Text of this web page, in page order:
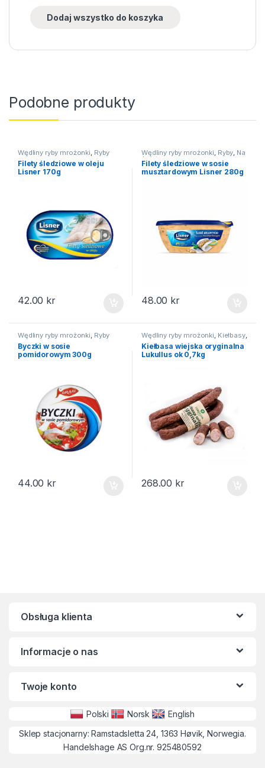
Dodaj wszystko do koszyka
Podobne produkty
Wędliny ryby mrożonki, Ryby
Filety śledziowe w oleju
Lisner 170g
42.00 kr
Wędliny ryby mrożonki, Ryby, Na
święta
Filety śledziowe w sosie
musztardowym Lisner 280g
48.00 kr
Wędliny ryby mrożonki, Ryby
Byczki w sosie
pomidorowym 300g
44.00 kr
Wędliny ryby mrożonki, Kiełbasy,
Na święta
Kiełbasa wiejska oryginalna
Lukullus ok 0,7kg
268.00 kr
Obsługa klienta
Informacje o nas
Twoje konto
Polski Norsk
English
Sklep stacjonarny: Ramstadsletta 24, 1363 Høvik, Norwegia.
Handelshage AS Org.nr. 925480592